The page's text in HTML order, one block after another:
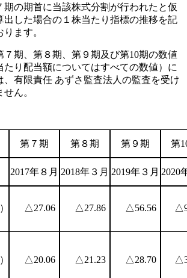
期の期首に当該株式分割が行われたと仮
出した場合の１株当たり指標の推移を記
ます。
７期、第８期、第９期及び第10期の数値
たり配当額についてはすべての数値）に
、有限責任 あずさ監査法人の監査を受け
ん。
第７期 第８期 第９期 第
2017年８月 2018年３月 2019年３月 2020
△27.06 △27.86 △56.56
△20.06 △21.23 △28.70